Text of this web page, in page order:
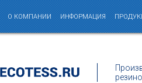
О КОМПАНИИ ИНФОРМАЦИЯ